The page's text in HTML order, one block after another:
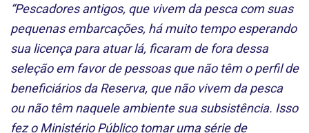
“Pescadores antigos, que vivem da pesca com suas
pequenas embarcações, há muito tempo esperando
sua licença para atuar lá, ficaram de fora dessa
seleção em favor de pessoas que não têm o perfil de
beneficiários da Reserva, que não vivem da pesca
ou não têm naquele ambiente sua subsistência. Isso
fez o Ministério Público tomar uma série de